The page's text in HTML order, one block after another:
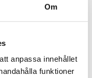
Om
anpassa innehållet
funktioner
företagen